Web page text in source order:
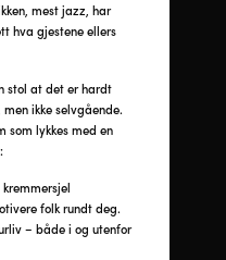
mest jazz, har
hva gjestene ellers
stol at det er hardt
ikke selvgående.
som lykkes med en
folk rundt deg.
– både i og utenfor